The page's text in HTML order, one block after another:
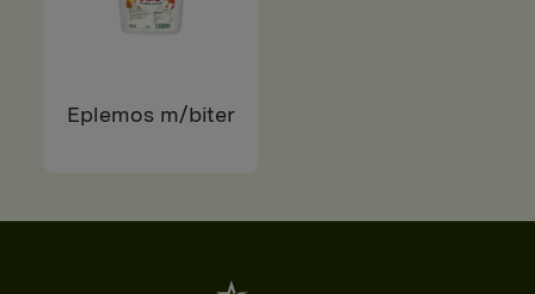
Eplemos m/biter